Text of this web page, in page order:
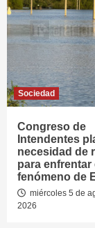
Sociedad
Congreso de
Intendentes
necesidad de
para enfrentar
fenómeno de
miércoles 5 de
2026